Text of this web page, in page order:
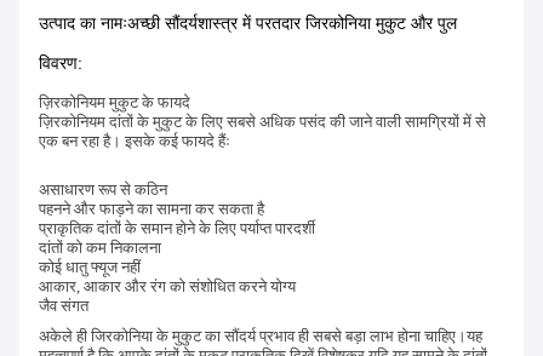
उत्पाद का नामःअच्छी सौंदर्यशास्त्र में परतदार जिरकोनिया मुकुट और पुल
विवरण:
ज़िरकोनियम मुकुट के फायदे
ज़िरकोनियम दांतों के मुकुट के लिए सबसे अधिक पसंद की जाने वाली सामग्रियों में से
एक बन रहा है। इसके कई फायदे हैंः
असाधारण रूप से कठिन
पहनने और फाड़ने का सामना कर सकता है
प्राकृतिक दांतों के समान होने के लिए पर्याप्त पारदर्शी
दांतों को कम निकालना
कोई धातु फ्यूज नहीं
आकार, आकार और रंग को संशोधित करने योग्य
जैव संगत
अकेले ही जिरकोनिया के मुकुट का सौंदर्य प्रभाव ही सबसे बड़ा लाभ होना चाहिए।यह